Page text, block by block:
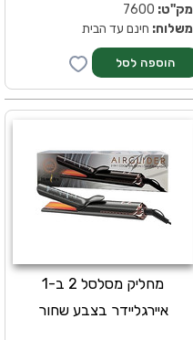
מק''ט:
משלוח: חינם עד הבית
מחליק מסלסל 2 ב-1
איירגליידר בצבע שחור